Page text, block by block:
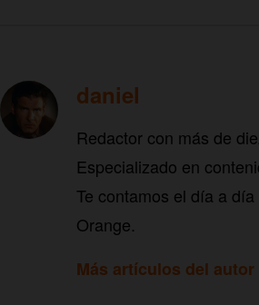
daniel
Redactor con más de
Especializado en
Te contamos el día a
Orange.
Más artículos del autor